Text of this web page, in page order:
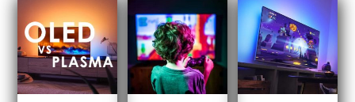
Enciende,
¿Qué
Hago?